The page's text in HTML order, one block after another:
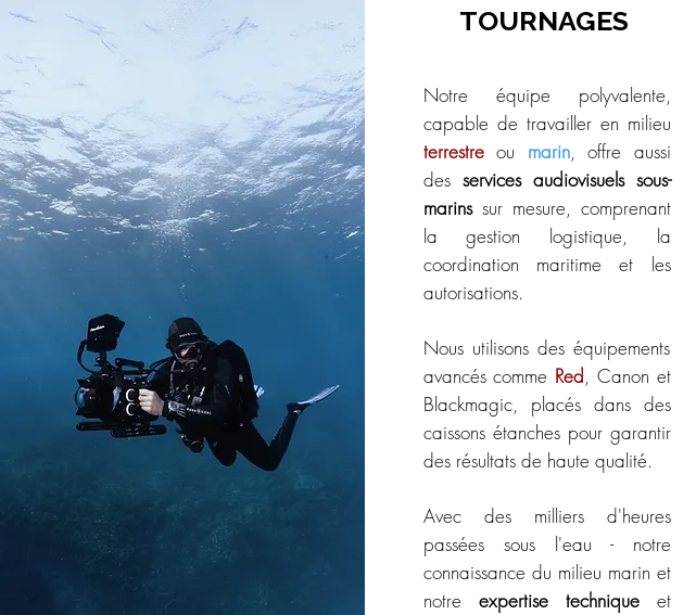
TOURNAGES
Notre équipe polyvalente,
capable de travailler en milieu
terrestreou marin, offre aussi
des services audiovisuels sous-
marinssur mesure, comprenant
la gestion logistique, la
coordination maritime et les
autorisations.
Nous utilisons des équipements
avancés comme Red, Canon et
Blackmagic, placés dans des
caissons étanches pour garantir
des résultats de haute qualité.
Avec des milliers d'heures
passées sous l'eau - notre
connaissance du milieu marin et
notre expertise techniqueet